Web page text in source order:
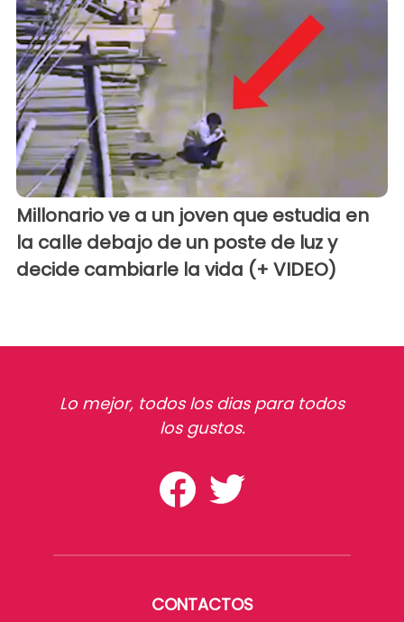
Millonario ve a un joven que estudia en
la calle debajo de un poste de luz y
decide cambiarle la vida (+ VIDEO)
Lo mejor, todos los dias para todos
los gustos.
CONTACTOS